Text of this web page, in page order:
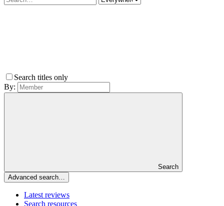
Search titles only
By:
Search
Advanced search…
Latest reviews
Search resources